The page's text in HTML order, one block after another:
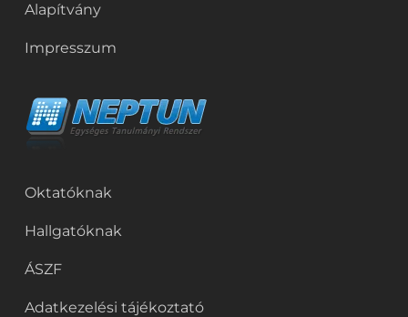
Alapítvány
Impresszum
Oktatóknak
Hallgatóknak
ÁSZF
Adatkezelési tájékoztató